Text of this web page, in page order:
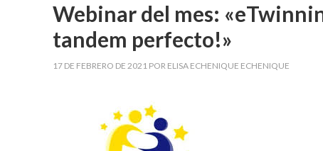
Webinar del mes:
tandem perfecto!»
17 DE FEBRERO DE 2021 POR ELISA ECHENIQUE ECHENIQUE